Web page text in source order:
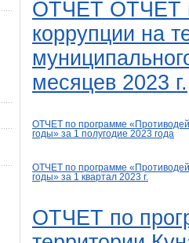
ОТЧЕТ ОТЧЕТ
коррупции на
месяцев 2023 г.
ОТЧЕТ по программе
годы» за 1 полугодие 2023 года
ОТЧЕТ по программе
годы» за 1 квартал 2023 г.
ОТЧЕТ по